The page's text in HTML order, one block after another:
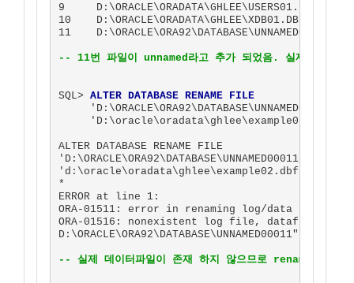
9     D:\ORACLE\ORADATA\GHLEE\USERS01.DBF
10    D:\ORACLE\ORADATA\GHLEE\XDB01.DBF
11    D:\ORACLE\ORA92\DATABASE\UNNAMED00011
-- 11번 파일이 unnamed라고 추가 되었음. 실제 데이터
SQL> ALTER DATABASE RENAME FILE
'D:\ORACLE\ORA92\DATABASE\UNNAMED00011'
     'D:\oracle\oradata\ghlee\example02.dbf';
ALTER DATABASE RENAME FILE
'D:\ORACLE\ORA92\DATABASE\UNNAMED00011' to
'd:\oracle\oradata\ghlee\example02.dbf'
*
ERROR at line 1:
ORA-01511: error in renaming log/data files
ORA-01516: nonexistent log file, datafile, or
D:\ORACLE\ORA92\DATABASE\UNNAMED00011"
-- 실제 데이터파일이 존재 하지 않으므로 rename으로는